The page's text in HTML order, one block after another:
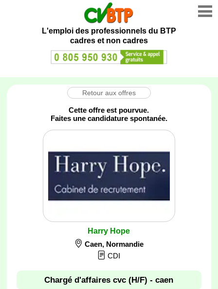
L'emploi des professionnels du BTP
cadres et non cadres
Retour aux offres
Cette offre est pourvue.
Faites une candidature spontanée.
Harry Hope
Caen, Normandie
CDI
Chargé d'affaires cvc (H/F) - caen